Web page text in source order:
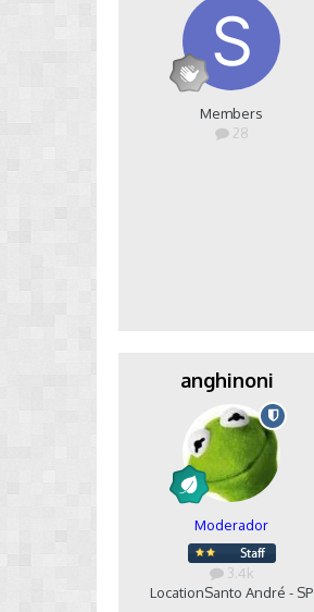
Members
28
anghinoni
Moderador
3.4k
LocationSanto André - SP